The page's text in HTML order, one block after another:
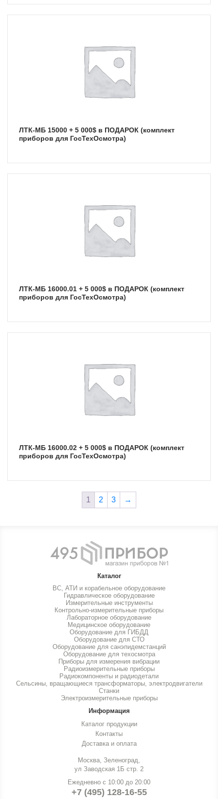
ЛТК-МБ 15000 + 5 000$ в ПОДАРОК (комплект
приборов для ГосТехОсмотра)
ЛТК-МБ 16000.01 + 5 000$ в ПОДАРОК (комплект
приборов для ГосТехОсмотра)
ЛТК-МБ 16000.02 + 5 000$ в ПОДАРОК (комплект
приборов для ГосТехОсмотра)
1 2 3 →
Каталог
ВС, АТИ и корабельное оборудование
Гидравлическое оборудование
Измерительные инструменты
Контрольно-измерительные приборы
Лабораторное оборудование
Медицинское оборудование
Оборудование для ГИБДД
Оборудование для СТО
Оборудование для санэпидемстанций
Оборудование для техосмотра
Приборы для измерения вибрации
Радиоизмерительные приборы
Радиокомпоненты и радиодетали
Сельсины, вращающиеся трансформаторы, электродвигатели
Станки
Электроизмерительные приборы
Информация
Каталог продукции
Контакты
Доставка и оплата
Москва, Зеленоград,
ул Заводская 1Б стр. 2
Ежедневно с 10:00 до 20:00
+7 (495) 128-16-55